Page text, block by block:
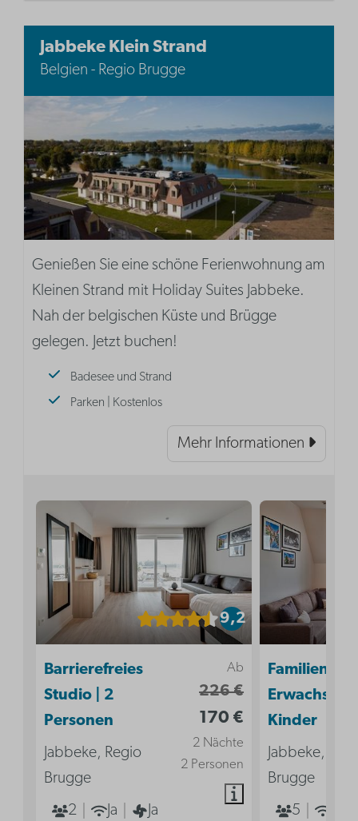
Jabbeke Klein Strand
Belgien - Regio Brugge
Genießen Sie eine schöne Ferienwohnung am
Kleinen Strand mit Holiday Suites Jabbeke.
Nah der belgischen Küste und Brügge
gelegen. Jetzt buchen!
Badesee und Strand
Parken | Kostenlos
Mehr Informationen
9,2
Ab
226 €
170 €
2 Nächte
2 Personen
Barrierefreies
Studio | 2
Personen
Jabbeke, Regio
Brugge
2
Ja
Ja
Kinder
Jabbeke,
Brugge
5